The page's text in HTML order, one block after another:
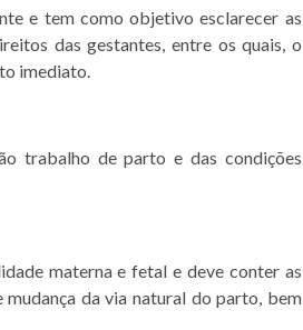
e tem como objetivo esclarecer as
das gestantes, entre os quais, o
imediato.
trabalho de parto e das condições
materna e fetal e deve conter as
mudança da via natural do parto, bem